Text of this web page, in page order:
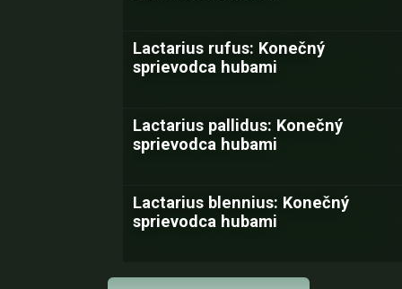
Lactarius rufus: Konečný
sprievodca hubami
Lactarius pallidus: Konečný
sprievodca hubami
Lactarius blennius: Konečný
sprievodca hubami